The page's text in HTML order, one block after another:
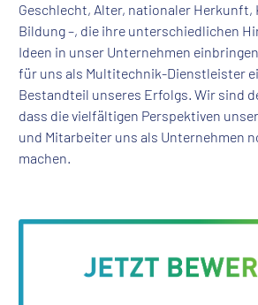
Geschlecht, Alter, nationaler Herkunft,
Bildung –, die ihre unterschiedlichen
Ideen in unser Unternehmen
für uns als Multitechnik-Dienstleister
Bestandteil unseres Erfolgs. Wir sind
dass die vielfältigen Perspektiven
und Mitarbeiter uns als Unternehmen
machen.